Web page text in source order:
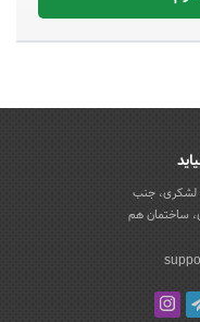
لشکری، جنب
ساختمان هم